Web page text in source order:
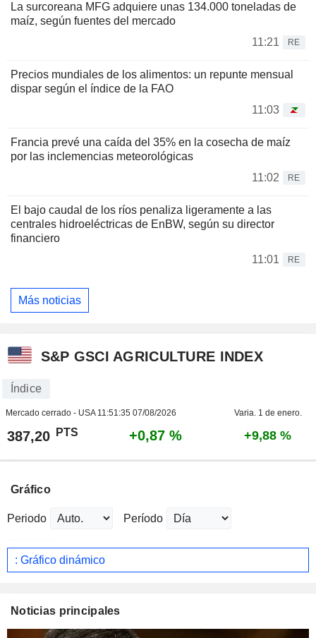
La surcoreana MFG adquiere unas 134.000 toneladas de
maíz, según fuentes del mercado
11:21
RE
Precios mundiales de los alimentos: un repunte mensual
dispar según el índice de la FAO
11:03
Francia prevé una caída del 35% en la cosecha de maíz
por las inclemencias meteorológicas
11:02
RE
El bajo caudal de los ríos penaliza ligeramente a las
centrales hidroeléctricas de EnBW, según su director
financiero
11:01
RE
Más noticias
S&P GSCI AGRICULTURE INDEX
Índice
Mercado cerrado - USA 11:51:35 07/08/2026 Varia. 1 de enero.
387,20 PTS +0,87 % +9,88 %
Gráfico
Periodo Período
: Gráfico dinámico
Noticias principales